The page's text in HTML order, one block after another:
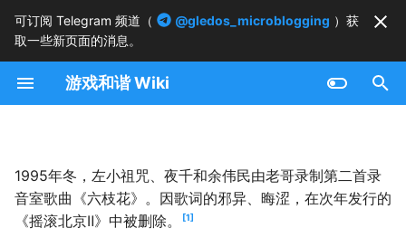
可订阅 Telegram 频道（ @gledos_microblogging ）获
取一些新页面的消息。
游戏和谐 Wiki
正
在
化
搜
1995年冬，左小祖咒、夜千和余伟民由老哥录制第二首录
音室歌曲《六枝花》。因歌词的邪异、晦涩，在次年发行的
《摇滚北京Ⅱ》中被删除。
1